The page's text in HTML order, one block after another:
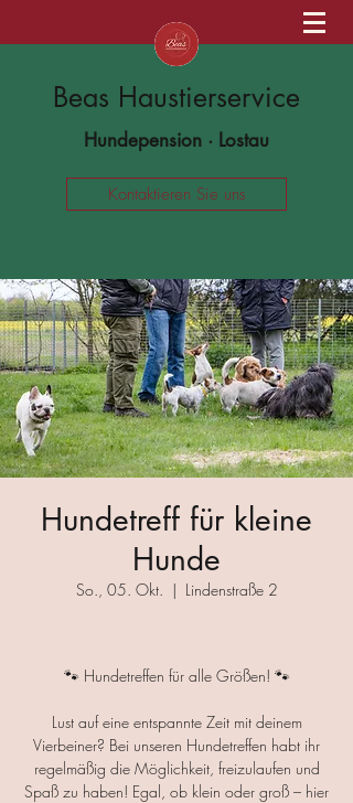
Beas Haustierservice
Hundepension · Lostau
Kontaktieren Sie uns
Hundetreff für kleine
Hunde
So., 05. Okt.
  |
Lindenstraße 2
🐾 Hundetreffen für alle Größen! 🐾
Lust auf eine entspannte Zeit mit deinem
Vierbeiner? Bei unseren Hundetreffen habt ihr
regelmäßig die Möglichkeit, freizulaufen und
Spaß zu haben! Egal, ob klein oder groß – hier